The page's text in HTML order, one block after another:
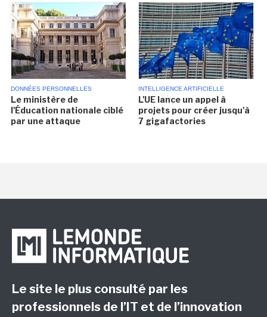
DONNÉES PERSONNELLES
Le ministère de
l'Éducation nationale ciblé
par une attaque
INTELLIGENCE ARTIFICIELLE
L'UE lance un appel à
projets pour créer jusqu'à
7 gigafactories
Le site le plus consulté par les
professionnels de l’IT et de l’innovation